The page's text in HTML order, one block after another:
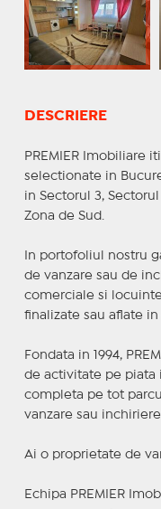
DESCRIERE
PREMIER Imobiliare
selectionate in
in Sectorul 3,
Zona de Sud.
In portofoliul nostru
de vanzare sau de
comerciale si
finalizate sau aflate
Fondata in 1994,
de activitate pe piata
completa pe tot
vanzare sau inchiriere.
Ai o proprietate de
Echipa PREMIER